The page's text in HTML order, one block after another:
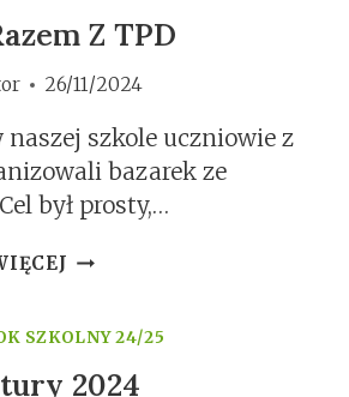
Z TPD
26/11/2024
szkole uczniowie z
bazarek ze
był prosty,…
DZIAŁAMY
TPD
SZKOLNY 24/25
2024